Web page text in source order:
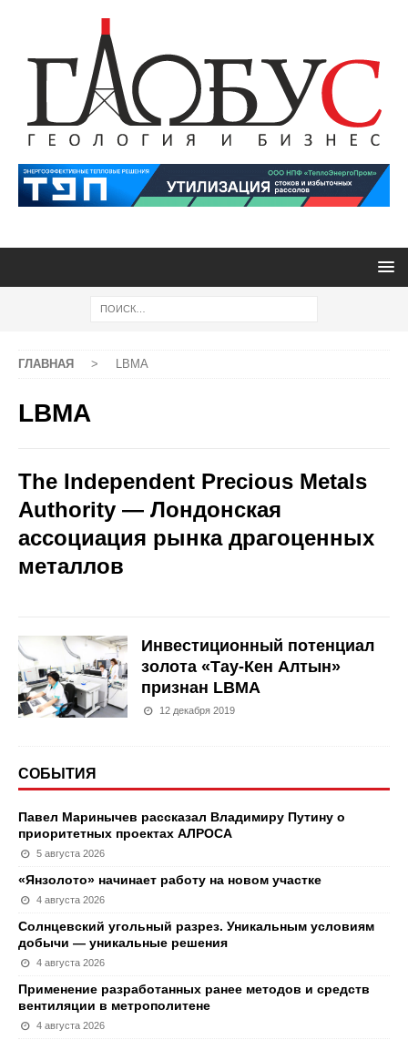
ГЛАВНАЯ > LBMA
LBMA
The Independent Precious Metals
Authority — Лондонская
ассоциация рынка драгоценных
металлов
Инвестиционный потенциал
золота «Тау-Кен Алтын»
признан LBMA
12 декабря 2019
СОБЫТИЯ
Павел Маринычев рассказал Владимиру Путину о
приоритетных проектах АЛРОСА
5 августа 2026
«Янзолото» начинает работу на новом участке
4 августа 2026
Солнцевский угольный разрез. Уникальным условиям
добычи — уникальные решения
4 августа 2026
Применение разработанных ранее методов и средств
вентиляции в метрополитене
4 августа 2026